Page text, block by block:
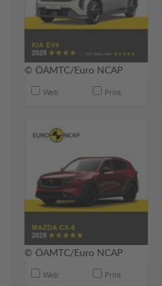
© ÖAMTC/Euro NCAP
Web Print
© ÖAMTC/Euro NCAP
Web Print